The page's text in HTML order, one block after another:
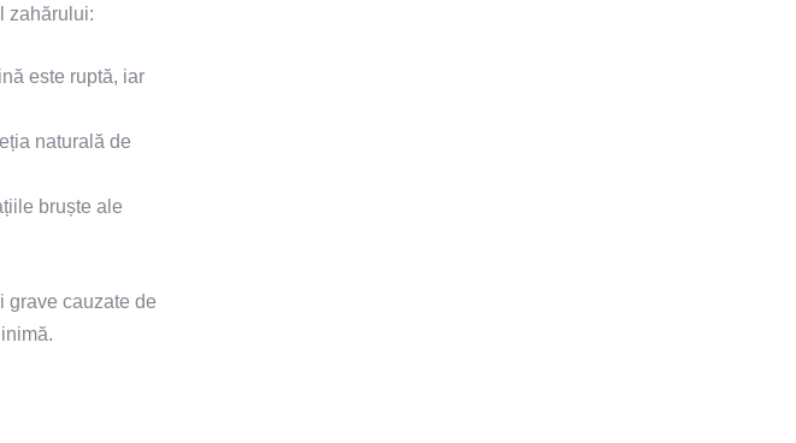
zahărului:
este ruptă, iar
naturală de
bruște ale
grave cauzate de